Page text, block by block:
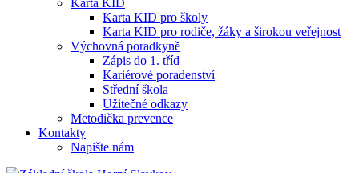
Karta KID
Karta KID pro školy
Karta KID pro rodiče, žáky a širokou veřejnost
Výchovná poradkyně
Zápis do 1. tříd
Kariérové poradenství
Střední škola
Užitečné odkazy
Metodička prevence
Kontakty
Napište nám